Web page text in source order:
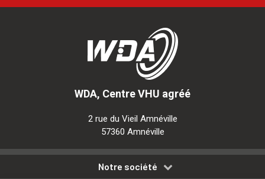
WDA, Centre VHU agréé
2 rue du Vieil Amnéville
57360 Amnéville
Notre société